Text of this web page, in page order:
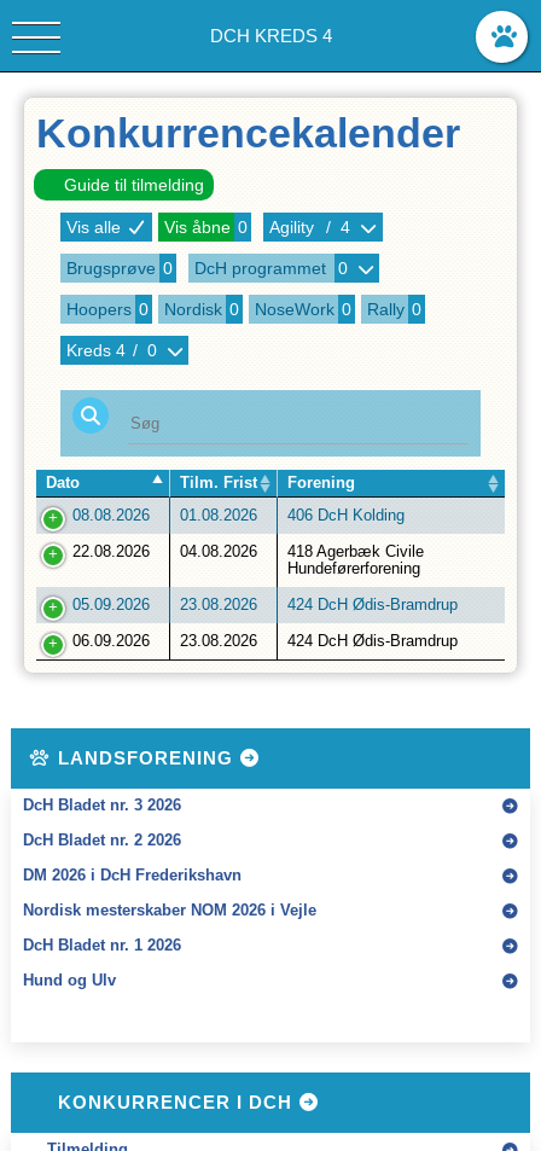
DCH KREDS 4
Konkurrencekalender
Guide til tilmelding
Vis alle Vis åbne 0 Agility / 4
Brugsprøve 0 DcH programmet 0
Hoopers 0 Nordisk 0 NoseWork 0 Rally 0
Kreds 4 / 0
Dato Tilm. Frist
Forening
08.08.2026
01.08.2026 406 DcH Kolding
22.08.2026 04.08.2026
418 Agerbæk Civile
Hundeførerforening
05.09.2026 23.08.2026 424 DcH Ødis-Bramdrup
06.09.2026 23.08.2026 424 DcH Ødis-Bramdrup
LANDSFORENING
DcH Bladet nr. 3 2026
DcH Bladet nr. 2 2026
DM 2026 i DcH Frederikshavn
Nordisk mesterskaber NOM 2026 i Vejle
DcH Bladet nr. 1 2026
Hund og Ulv
KONKURRENCER I DCH